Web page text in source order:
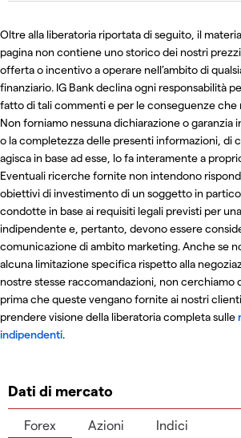
Oltre alla liberatoria riportata di seguito, il
pagina non contiene uno storico dei nostri
offerta o incentivo a operare nell’ambito di
finanziario. IG Bank declina ogni responsabilità
fatto di tali commenti e per le conseguenze
Non forniamo nessuna dichiarazione o garanzia
o la completezza delle presenti informazioni, di
agisca in base ad esse, lo fa interamente a
Eventuali ricerche fornite non intendono
obiettivi di investimento di un soggetto in
condotte in base ai requisiti legali previsti per
indipendente e, pertanto, devono essere
comunicazione di ambito marketing. Anche se
alcuna limitazione specifica rispetto alla
nostre stesse raccomandazioni, non cerchiamo
prima che queste vengano fornite ai nostri
prendere visione della liberatoria completa sulle
indipendenti.
Dati di mercato
Forex Azioni Indici